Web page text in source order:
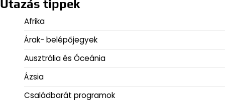
Utazás tippek
Afrika
Árak- belépőjegyek
Ausztrália és Óceánia
Ázsia
Családbarát programok